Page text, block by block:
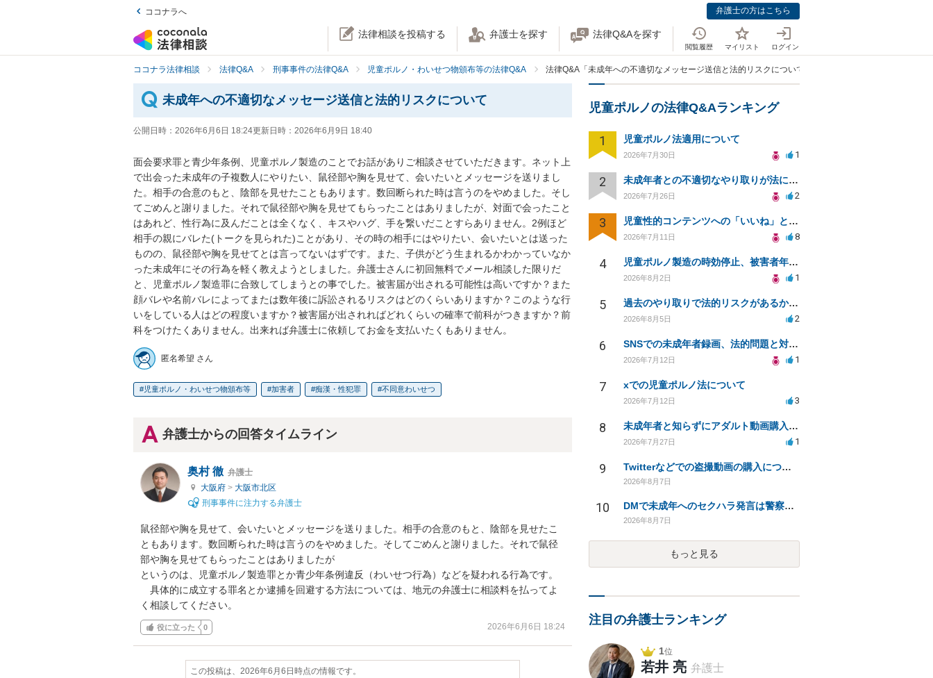
ココナラへ 弁護士の方はこちら
法律相談を投稿する 弁護士を探す 法律Q&Aを探す
閲覧履歴 マイリスト ログイン
ココナラ法律相談 法律Q&A 刑事事件の法律Q&A 児童ポルノ・わいせつ物頒布等の法律Q&A 法律Q&A「未成年への不適切なメッセージ送信と法的リスクについて」
未成年への不適切なメッセージ送信と法的リスクについて
公開日時： 2026年6月6日 18:24更新日時： 2026年6月9日 18:40
面会要求罪と青少年条例、児童ポルノ製造のことでお話がありご相談させていただきます。ネット上
で出会った未成年の子複数人にやりたい、鼠径部や胸を見せて、会いたいとメッセージを送りまし
た。相手の合意のもと、陰部を見せたこともあります。数回断られた時は言うのをやめました。そし
てごめんと謝りました。それで鼠径部や胸を見せてもらったことはありましたが、対面で会ったこと
はあれど、性行為に及んだことは全くなく、キスやハグ、手を繋いだことすらありません。2例ほど
相手の親にバレた(トークを見られた)ことがあり、その時の相手にはやりたい、会いたいとは送った
ものの、鼠径部や胸を見せてとは言ってないはずです。また、子供がどう生まれるかわかっていなか
った未成年にその行為を軽く教えようとしました。弁護士さんに初回無料でメール相談した限りだ
と、児童ポルノ製造罪に合致してしまうとの事でした。被害届が出される可能性は高いですか？また
顔バレや名前バレによってまたは数年後に訴訟されるリスクはどのくらいありますか？このような行
いをしている人はどの程度いますか？被害届が出されればどれくらいの確率で前科がつきますか？前
科をつけたくありません。出来れば弁護士に依頼してお金を支払いたくもありません。
匿名希望 さん
児童ポルノ・わいせつ物頒布等 加害者 痴漢・性犯罪 不同意わいせつ
弁護士からの回答タイムライン
奥村 徹 弁護士
大阪府 > 大阪市北区
刑事事件に注力する弁護士
鼠径部や胸を見せて、会いたいとメッセージを送りました。相手の合意のもと、陰部を見せたこ
ともあります。数回断られた時は言うのをやめました。そしてごめんと謝りました。それで鼠径
部や胸を見せてもらったことはありましたが
というのは、児童ポルノ製造罪とか青少年条例違反（わいせつ行為）などを疑われる行為です。
具体的に成立する罪名とか逮捕を回避する方法については、地元の弁護士に相談料を払ってよ
く相談してください。
役に立った 0 2026年6月6日 18:24
この投稿は、2026年6月6日時点の情報です。
児童ポルノの法律Q&Aランキング
1 児童ポルノ法適用について
2026年7月30日 1
2 未成年者との不適切なやり取りが法に触れる可能性と対処法
2026年7月26日 2
3 児童性的コンテンツへの「いいね」と警察対応について
2026年7月11日 8
4 児童ポルノ製造の時効停止、被害者年齢での適用は？
2026年8月2日 1
5 過去のやり取りで法的リスクがあるか知りたい
2026年8月5日 2
6 SNSでの未成年者録画、法的問題と対応策について相談したい
2026年7月12日 1
7 xでの児童ポルノ法について
2026年7月12日 3
8 未成年者と知らずにアダルト動画購入、法的影響は？
2026年7月27日 1
9 Twitterなどでの盗撮動画の購入について
2026年8月7日
10 DMで未成年へのセクハラ発言は警察に捕まる可能性はありますか
2026年8月7日
もっと見る
注目の弁護士ランキング
1位
若井 亮 弁護士